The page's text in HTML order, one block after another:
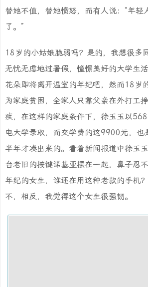
替她不值，替她愤怒，而有人说：“年轻
了。”
18岁的小姑娘脆弱吗？是的，我想很多
无忧无虑地过暑假，憧憬美好的大学生
花朵即将离开温室的年纪吧，然而18岁
为家庭贫困，全家人只靠父亲在外打工
疾，在这样的家庭条件下，徐玉玉以
电大学录取，而交学费的这9900元，也
半年才凑出来的。看着新闻报道中徐玉
台老旧的按键诺基亚摆在一起，鼻子忍
年纪的女生，谁还在用这种老款的手机
不，相反，我觉得这个女生很强韧。